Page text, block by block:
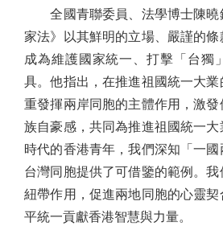
全國青聯委員、法學博士陳曉
家法》以其鮮明的立場、嚴謹的條
成為維護國家統一、打擊「台獨
具。他指出，在推進祖國統一大
重發揮兩岸同胞的主體作用，激
族自豪感，共同為推進祖國統一
時代的香港青年，我們深知「一
台灣同胞提供了可借鑒的範例。
紐帶作用，促進兩地同胞的心靈
平統一貢獻香港智慧與力量。